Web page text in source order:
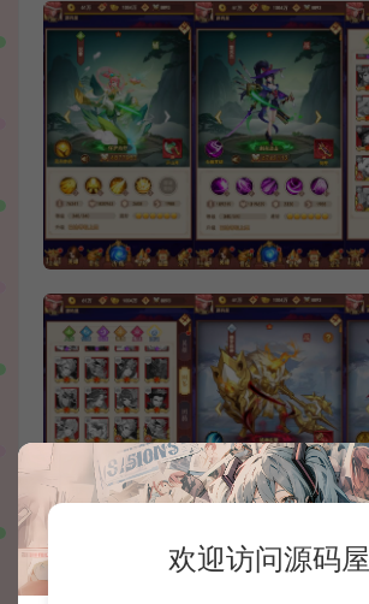
欢迎访问源码屋